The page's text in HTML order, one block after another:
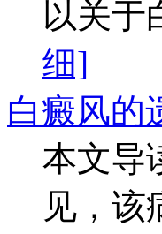
以关于
细]
白癜风的
本文导
见，该